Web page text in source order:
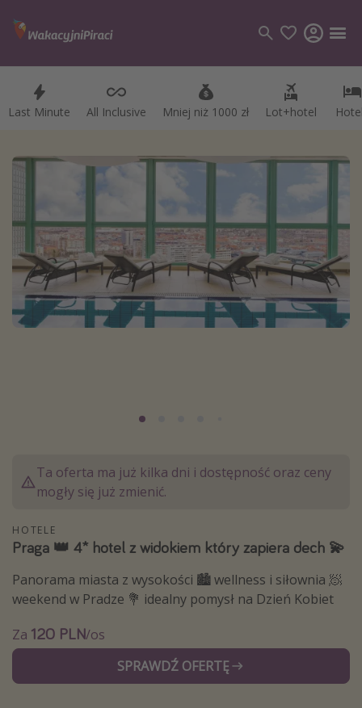
Last Minute All Inclusive Mniej niż 1000 zł Lot+hotel
Kategorie
Rejsy
Kierunki
Grecja
Turcja
Azja Południowo-Wschodnia
Wszystkie kierunki
Rodzaj wyjazdu
Wakacje All Inclusive
Wakacje do 1000 PLN
Ta oferta ma już kilka dni i dostępność oraz ceny
mogły się już zmienić.
HOTELE
Praga 👑 4* hotel z widokiem który zapiera dech 💫
Panorama miasta z wysokości 🏙 wellness i siłownia 🧖
weekend w Pradze 💐 idealny pomysł na Dzień Kobiet
Za 120 PLN/os
SPRAWDŹ OFERTĘ